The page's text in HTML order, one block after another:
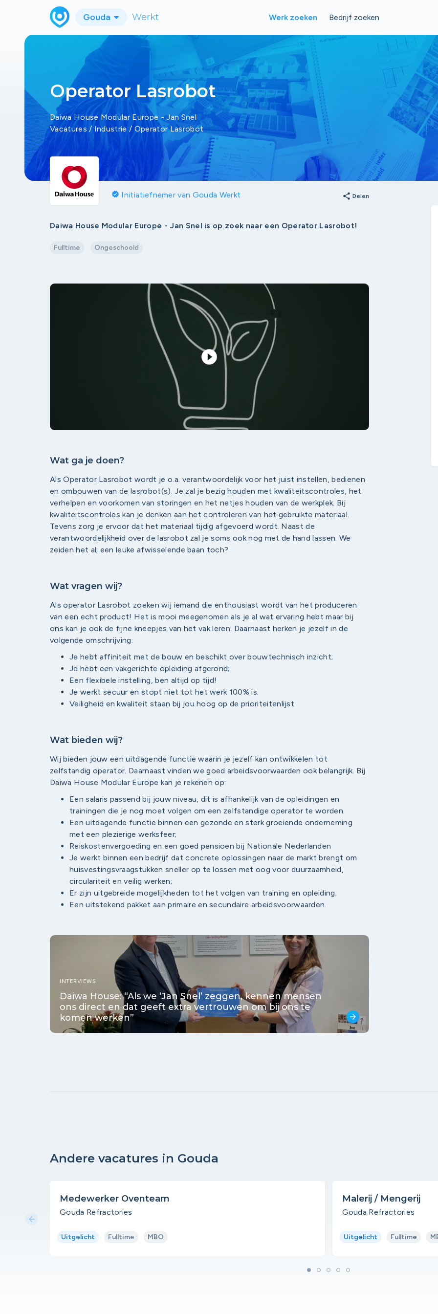
Gouda Werkt Werk zoeken Bedrijf zoeken
Operator Lasrobot
Daiwa House Modular Europe - Jan Snel
Vacatures /Industrie / Operator Lasrobot
verified Initiatiefnemer van Gouda Werkt share Delen
Daiwa House Modular Europe - Jan Snel is op zoek naar een Operator Lasrobot!
Fulltime Ongeschoold
play_circle_filled
Wat ga je doen?
Als Operator Lasrobot wordt je o.a. verantwoordelijk voor het juist instellen, bedienen
en ombouwen van de lasrobot(s). Je zal je bezig houden met kwaliteitscontroles, het
verhelpen en voorkomen van storingen en het netjes houden van de werkplek. Bij
kwaliteitscontroles kan je denken aan het controleren van het gebruikte materiaal.
Tevens zorg je ervoor dat het materiaal tijdig afgevoerd wordt. Naast de
verantwoordelijkheid over de lasrobot zal je soms ook nog met de hand lassen. We
zeiden het al; een leuke afwisselende baan toch?
Wat vragen wij?
​Als operator Lasrobot ​zoeken wij ​iemand die enthousiast wordt van ​het produceren
van een echt product! Het is mooi meegenomen als je al wat ervaring hebt maar bij
ons kan je ook de fijne kneepjes van het vak leren. Daarnaast herken je jezelf in de
volgende omschrijving:
Je hebt affiniteit met de bouw en beschikt over bouwtechnisch inzicht;
Je hebt een vakgerichte opleiding afgerond;
Een flexibele instelling, ben altijd op tijd!
Je werkt secuur en stopt niet tot het werk 100% is;
Veiligheid en kwaliteit staan bij jou hoog op de prioriteitenlijst.
Wat bieden wij?
Wij bieden jouw een uitdagende functie waarin je jezelf kan ontwikkelen tot
zelfstandig operator. Daarnaast vinden we goed arbeidsvoorwaarden ook belangrijk. Bij
Daiwa House Modular Europe kan je rekenen op:
Een salaris passend bij jouw niveau, dit is afhankelijk van de opleidingen en
trainingen die je nog moet volgen om een zelfstandige operator te worden.
Een uitdagende functie binnen een gezonde en sterk groeiende onderneming
met een plezierige werksfeer;
Reiskostenvergoeding en een goed pensioen bij Nationale Nederlanden
Je werkt binnen een bedrijf dat concrete oplossingen naar de markt brengt om
huisvestingsvraagstukken sneller op te lossen met oog voor duurzaamheid,
circulariteit en veilig werken;
Er zijn uitgebreide mogelijkheden tot het volgen van training en opleiding;
Een uitstekend pakket aan primaire en secundaire arbeidsvoorwaarden.
INTERVIEWS
Daiwa House: “Als we ‘Jan Snel’ zeggen, kennen mensen
ons direct en dat geeft extra vertrouwen om bij ons te
komen werken”
arrow_forward
Andere vacatures in Gouda
Medewerker Oventeam
Gouda Refractories
Uitgelicht Fulltime MBO
Malerij / Mengerij
Gouda Refractories
Uitgelicht Fulltime
arrow_back